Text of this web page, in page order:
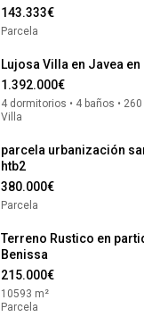
143.333€
Parcela
Lujosa Villa en Javea en
1.392.000€
4 dormitorios • 4 baños • 260
Villa
parcela urbanización
htb2
380.000€
Parcela
Terreno Rustico en
Benissa
215.000€
10593 m²
Parcela